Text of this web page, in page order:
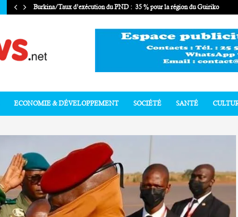
Burkina/Taux d’exécution du PND : 35 % pour la région du Guiriko
ECONOMIE & DÉVELOPPEMENT SOCIÉTÉ SANTÉ